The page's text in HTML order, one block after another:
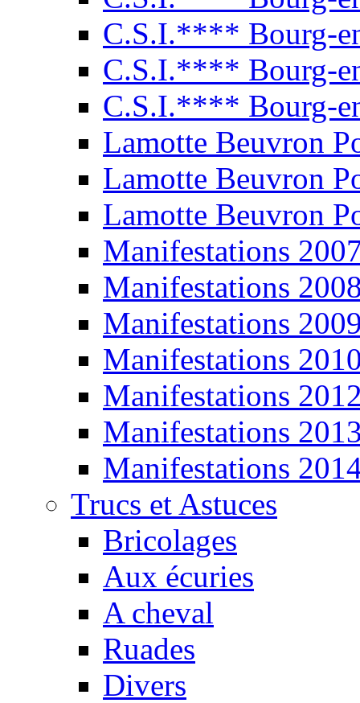
C.S.I.**** Bourg-
C.S.I.**** Bourg-
C.S.I.**** Bourg-
Lamotte Beuvron
Lamotte Beuvron
Lamotte Beuvron
Manifestations
Manifestations
Manifestations
Manifestations
Manifestations
Manifestations
Manifestations
Trucs et Astuces
Bricolages
Aux écuries
A cheval
Ruades
Divers